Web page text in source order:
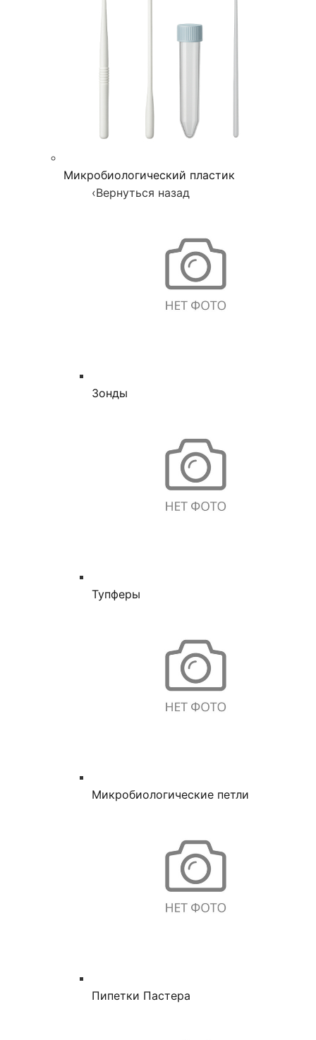
Микробиологический пластик
‹Вернуться назад
Зонды
Тупферы
Микробиологические петли
Пипетки Пастера